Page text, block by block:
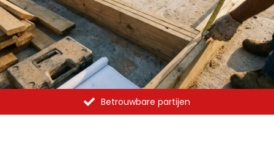
Al meer dan 1375 opdrachten uitgevoerd